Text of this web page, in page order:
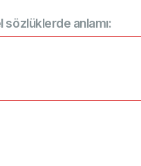
sözlüklerde anlamı: